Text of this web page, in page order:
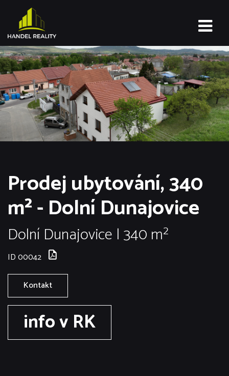
Prodej ubytování, 340
m² - Dolní Dunajovice
Dolní Dunajovice | 340 m²
ID 00042
Kontakt
info v RK